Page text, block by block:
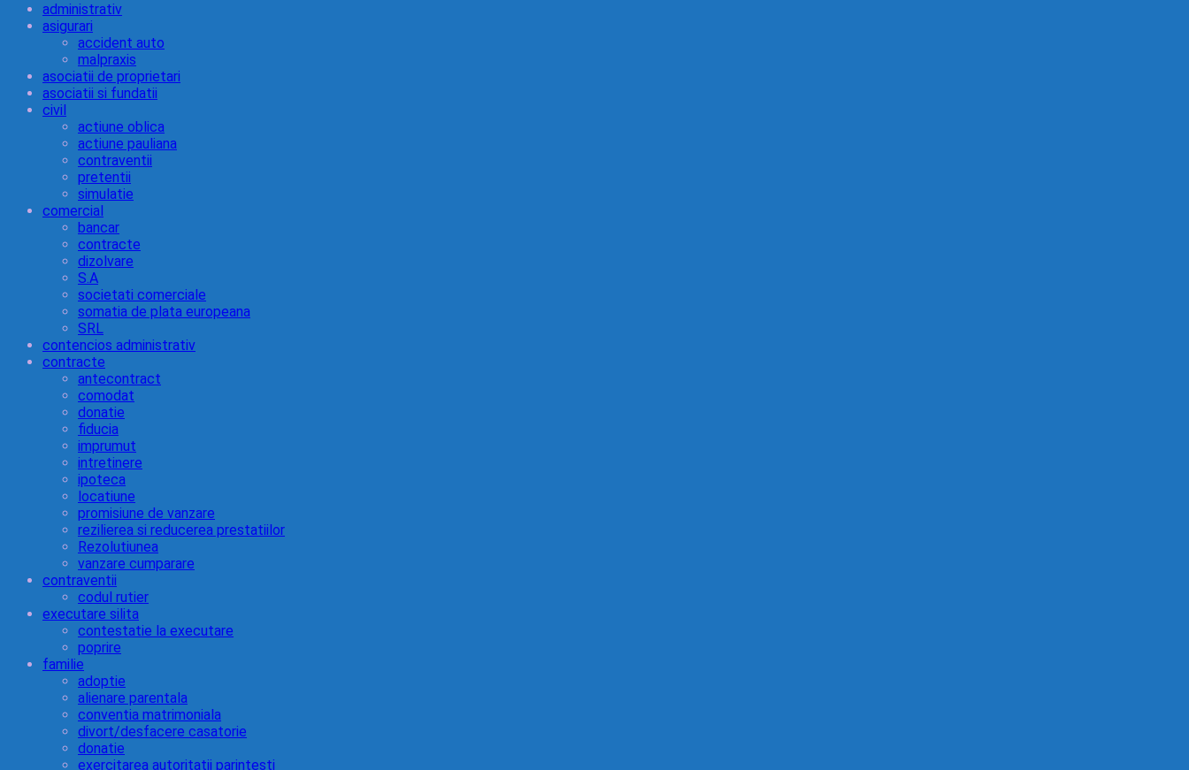
administrativ
asigurari
accident auto
malpraxis
asociatii de proprietari
asociatii si fundatii
civil
actiune oblica
actiune pauliana
contraventii
pretentii
simulatie
comercial
bancar
contracte
dizolvare
S.A
societati comerciale
somatia de plata europeana
SRL
contencios administrativ
contracte
antecontract
comodat
donatie
fiducia
imprumut
intretinere
ipoteca
locatiune
promisiune de vanzare
rezilierea si reducerea prestatiilor
Rezolutiunea
vanzare cumparare
contraventii
codul rutier
executare silita
contestatie la executare
poprire
familie
adoptie
alienare parentala
conventia matrimoniala
divort/desfacere casatorie
donatie
exercitarea autoritatii parintesti